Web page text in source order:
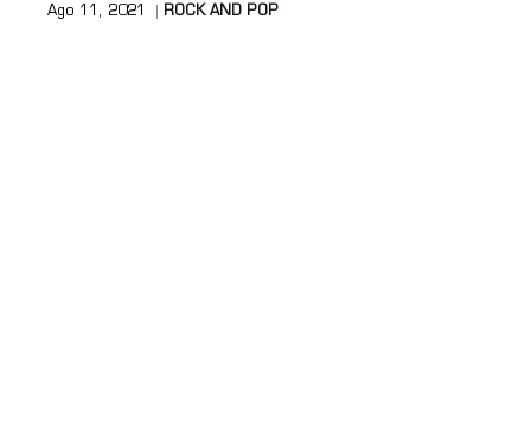
Ago 11, 2021 ROCK AND POP